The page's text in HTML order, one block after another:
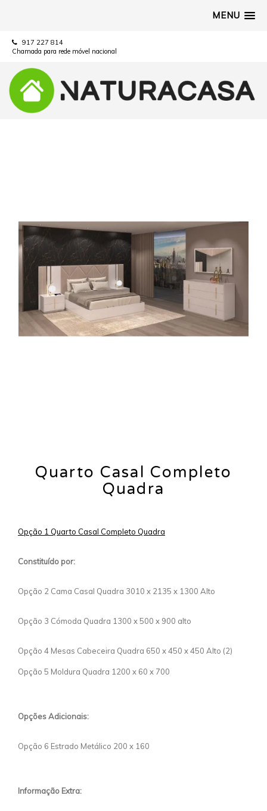
MENU
917 227 814
Chamada para rede móvel nacional
Quarto Casal Completo
Quadra
Opção 1 Quarto Casal Completo Quadra
Constituído por:
Opção 2 Cama Casal Quadra 3010 x 2135 x 1300 Alto
Opção 3 Cómoda Quadra 1300 x 500 x 900 alto
Opção 4 Mesas Cabeceira Quadra 650 x 450 x 450 Alto (2)
Opção 5 Moldura Quadra 1200 x 60 x 700
Opções Adicionais:
Opção 6 Estrado Metálico 200 x 160
Informação Extra: